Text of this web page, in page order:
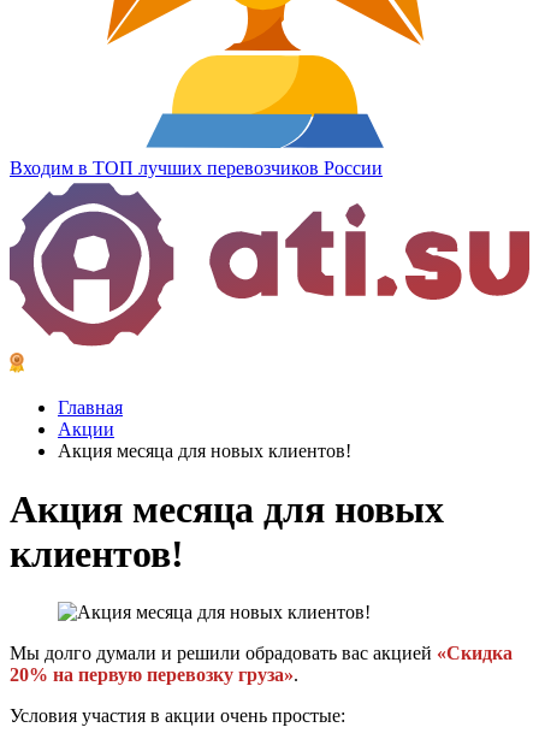
Входим в ТОП лучших перевозчиков России
Главная
Акции
Акция месяца для новых клиентов!
Акция месяца для новых
клиентов!
Мы долго думали и решили обрадовать вас акцией «Скидка
20% на первую перевозку груза».
Условия участия в акции очень простые: